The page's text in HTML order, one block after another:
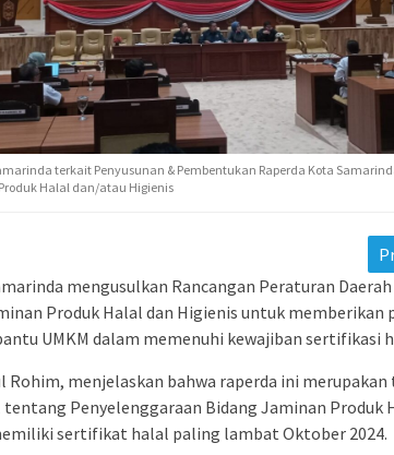
terkait Penyusunan & Pembentukan Raperda Kota
Halal dan/atau Higienis
mengusulkan Rancangan Peraturan
Produk Halal dan Higienis untuk memberikan
UMKM dalam memenuhi kewajiban sertifikasi
Rohim, menjelaskan bahwa raperda ini
tentang Penyelenggaraan Bidang Jaminan Produk
sertifikat halal paling lambat Oktober 2024.